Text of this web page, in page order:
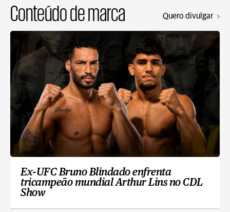
Conteúdo de marca Quero divulgar
Ex-UFC Bruno Blindado enfrenta
tricampeão mundial Arthur Lins no CDL
Show